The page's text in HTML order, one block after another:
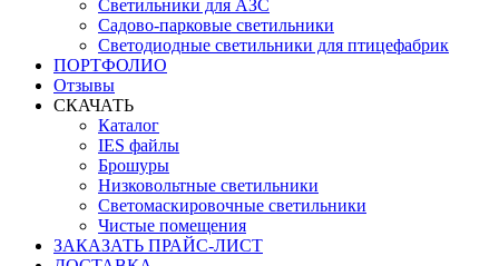
Светильники для АЗС
Садово-парковые светильники
Светодиодные светильники для птицефабрик
ПОРТФОЛИО
Отзывы
СКАЧАТЬ
Каталог
IES файлы
Брошуры
Низковольтные светильники
Светомаскировочные светильники
Чистые помещения
ЗАКАЗАТЬ ПРАЙС-ЛИСТ